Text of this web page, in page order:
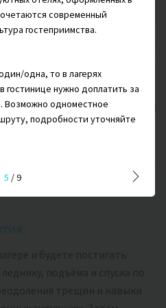
современный
гостеприимства.
одна, то в лагерях
нужно доплатить за
Возможно одноместное
подробности уточняйте
5 /9